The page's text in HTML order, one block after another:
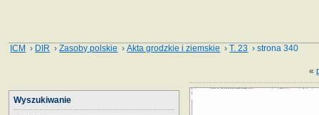
ICM › DIR ›Zasoby polskie ›Akta grodzkie i ziemskie ›T. 23 › strona 340
«
Wyszukiwanie